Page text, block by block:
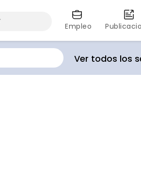
Empleo
Ver todos los